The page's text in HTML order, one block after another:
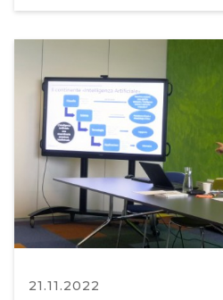
21.11.2022